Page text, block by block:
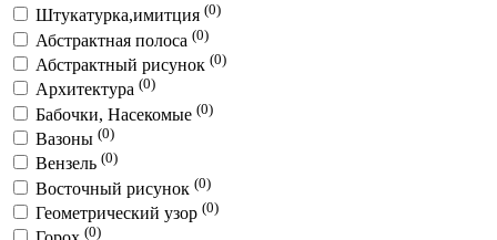
Штукатурка,имитция (0)
Абстрактная полоса (0)
Абстрактный рисунок (0)
Архитектура (0)
Бабочки, Насекомые (0)
Вазоны (0)
Вензель (0)
Восточный рисунок (0)
Геометрический узор (0)
(0)